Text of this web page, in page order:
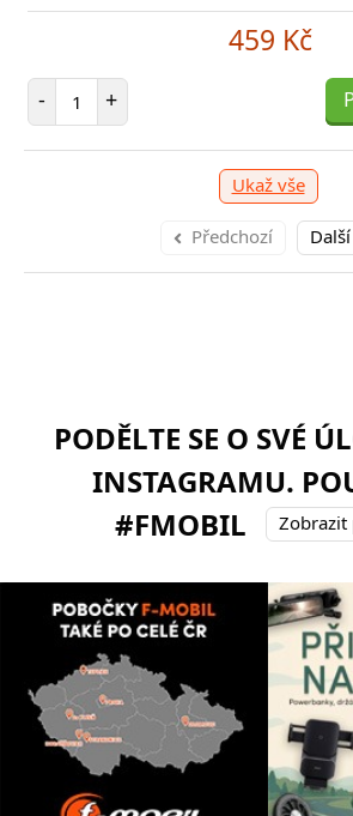
459 Kč
- Počet položek
+
Ukaž vše
Předchozí Další
položek Přidat
PODĚLTE SE O SVÉ
INSTAGRAMU.
#FMOBIL
Zobrazit